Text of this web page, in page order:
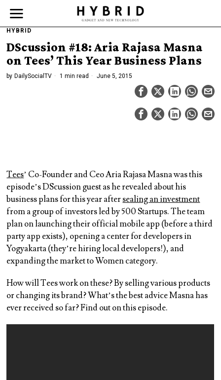
HYBRID
DScussion #18: Aria Rajasa Masna
on Tees’ This Year Business Plans
by DailySocialTV 1 min read June 5, 2015
Tees’ Co-Founder and Ceo Aria Rajasa Masna was this
episode’s DScussion guest as he revealed about his
business plans for this year aftersealing an investment
from a group of investors led by 500 Startups. The team
plan on launching their official mobile app (before a third
party app exists), opening a center for developers in
Yogyakarta (they’re hiring local developers!), and
expanding the market to Women category.
How will Tees work on these? By selling various products
or changing its brand? What’s the best advice Masna has
ever received so far? Find out on this episode.